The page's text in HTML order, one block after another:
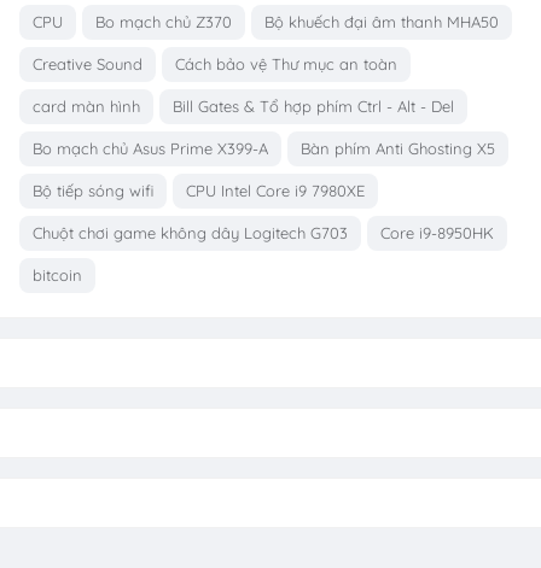
CPU Bo mạch chủ Z370 Bộ khuếch đại âm thanh MHA50
Creative Sound Cách bảo vệ Thư mục an toàn
card màn hình Bill Gates & Tổ hợp phím Ctrl - Alt - Del
Bo mạch chủ Asus Prime X399-A Bàn phím Anti Ghosting X5
Bộ tiếp sóng wifi CPU Intel Core i9 7980XE
Chuột chơi game không dây Logitech G703 Core i9-8950HK
bitcoin